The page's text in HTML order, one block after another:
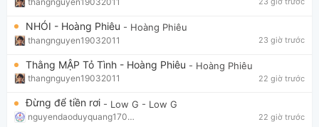
NHÓI - Hoàng Phiêu - Hoàng Phiêu
thangnguyen19032011 23 giờ trước
Thằng MẬP Tỏ Tình - Hoàng Phiêu - Hoàng Phiêu
thangnguyen19032011 22 giờ trước
Đừng để tiền rơi - Low G - Low G
nguyendaoduyquang17021 22 giờ trước